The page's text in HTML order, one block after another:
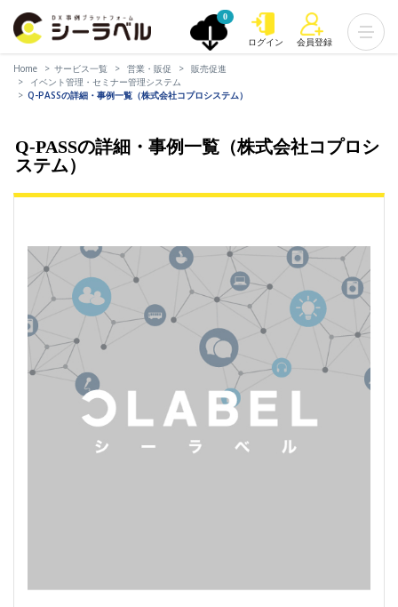
0
ログイン 会員登録
Home サービス一覧 営業・販促
販売促進
イベント管理・セミナー管理システム
Q-PASSの詳細・事例一覧（株式会社コプロシステム）
Q-PASSの詳細・事例一覧（株式会社コプロシ
ステム）